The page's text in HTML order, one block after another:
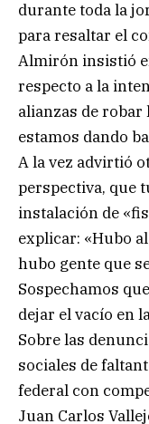
durante toda la
para resaltar el
Almirón insistió
respecto a la
alianzas de robar
estamos dando
A la vez advirtió
perspectiva, que
instalación de
explicar: «Hubo
hubo gente que
Sospechamos
dejar el vacío en
Sobre las
sociales de
federal con
Juan Carlos